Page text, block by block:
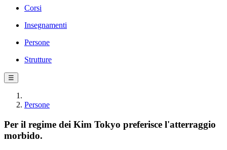
Corsi
Insegnamenti
Persone
Strutture
☰
Persone
Per il regime dei Kim Tokyo preferisce l'atterraggio
morbido.